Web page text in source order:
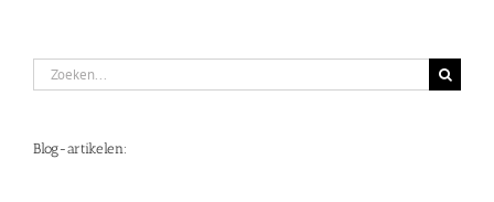
Zoeken
naar:
Blog-artikelen: